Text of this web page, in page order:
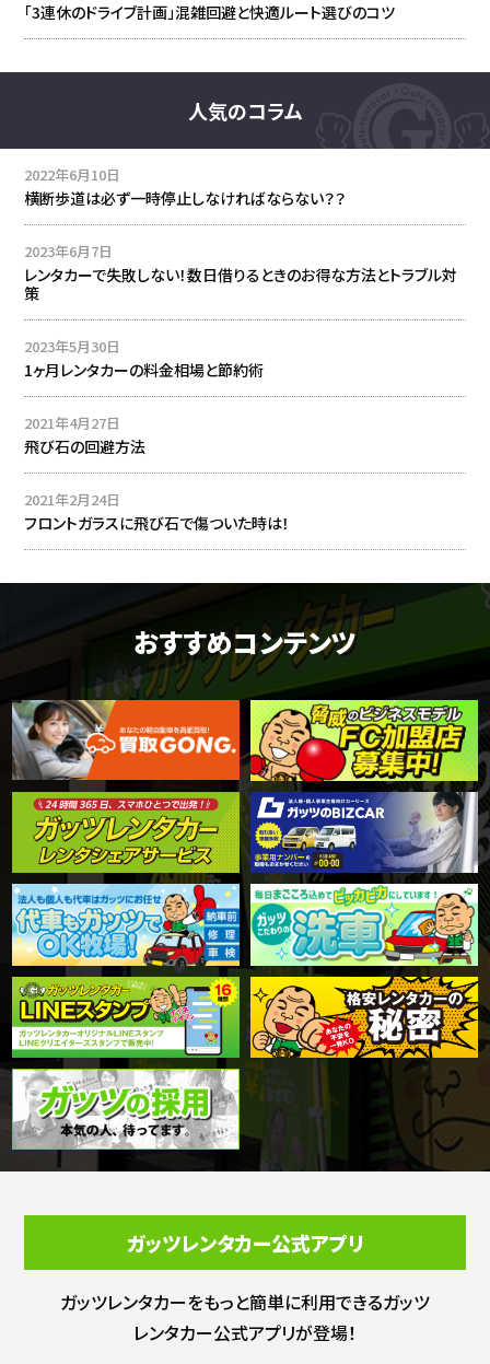
「3連休のドライブ計画」混雑回避と快適ルート選びのコツ
人気のコラム
2022年6月10日
横断歩道は必ず一時停止しなければならない？？
2023年6月7日
レンタカーで失敗しない！数日借りるときのお得な方法とトラブル対
策
2023年5月30日
1ヶ月レンタカーの料金相場と節約術
2021年4月27日
飛び石の回避方法
2021年2月24日
フロントガラスに飛び石で傷ついた時は！
おすすめコンテンツ
ガッツレンタカー公式アプリ
ガッツレンタカーをもっと簡単に利用できるガッツ
レンタカー公式アプリが登場！